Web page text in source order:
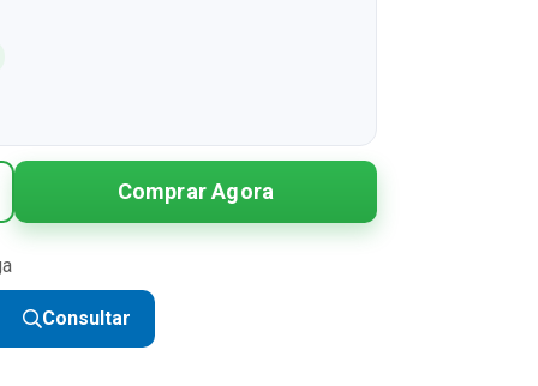
Comprar Agora
Consultar